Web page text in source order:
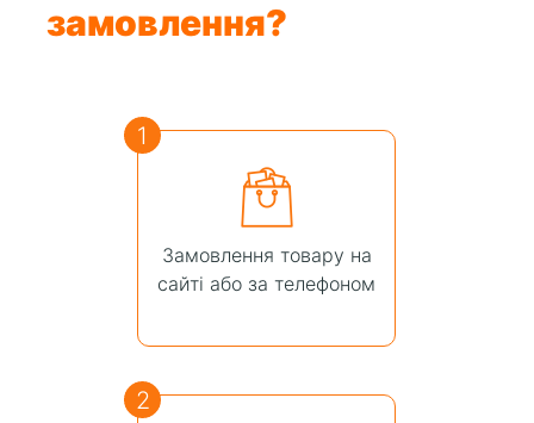
замовлення?
1
Замовлення товару на
сайті або за телефоном
2